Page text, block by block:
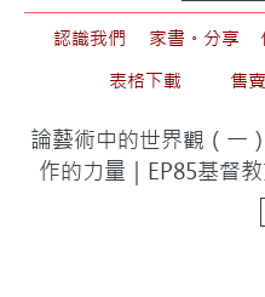
認識我們 家書。分享
表格下載
售
論藝術中的世界觀（一
作的力量｜EP85基督